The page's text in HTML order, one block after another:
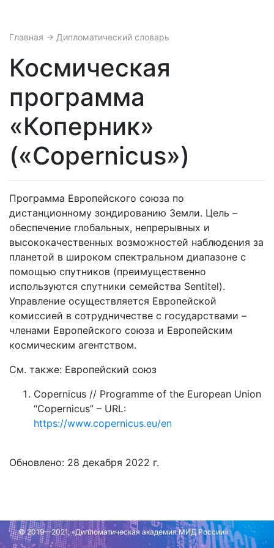
Главная → Дипломатический словарь
Космическая
программа
«Коперник»
(«Copernicus»)
Программа Европейского союза по
дистанционному зондированию Земли. Цель –
обеспечение глобальных, непрерывных и
высококачественных возможностей наблюдения за
планетой в широком спектральном диапазоне с
помощью спутников (преимущественно
используются спутники семейства Sentitel).
Управление осуществляется Европейской
комиссией в сотрудничестве с государствами –
членами Европейского союза и Европейским
космическим агентством.
См. также: Европейский союз
Copernicus // Programme of the European Union
“Copernicus” – URL:
https://www.copernicus.eu/en
Обновлено: 28 декабря 2022 г.
© 2019—2021, «Дипломатическая академия МИД России»